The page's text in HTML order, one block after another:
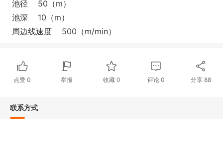
池径 50（m）
池深 10（m）
周边线速度 500（m/min）
点赞0 举报 收藏 0 评论0 分享 88
联系方式